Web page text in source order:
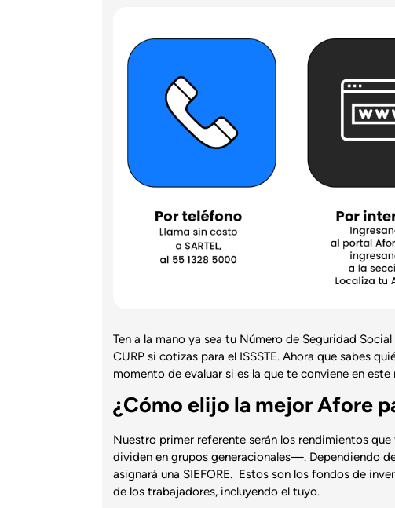
Ten a la mano ya sea tu Número de Seguridad
CURP si cotizas para el ISSSTE. Ahora que sabes
momento de evaluar si es la que te conviene en
¿Cómo elijo la mejor Afore
Nuestro primer referente serán los rendimientos
dividen en grupos generacionales—. Dependiendo
asignará una SIEFORE. Estos son los fondos de
de los trabajadores, incluyendo el tuyo.